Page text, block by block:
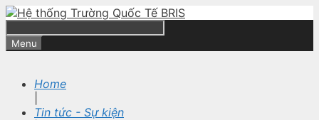
Skip
content
Search
Menu
Home
Tin tức - Sự kiện